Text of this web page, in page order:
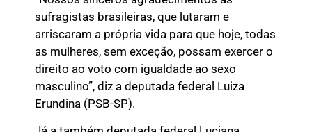
sufragistas brasileiras, que lutaram e
arriscaram a própria vida para que hoje, todas
as mulheres, sem exceção, possam exercer o
direito ao voto com igualdade ao sexo
masculino”, diz a deputada federal Luiza
Erundina (PSB-SP).